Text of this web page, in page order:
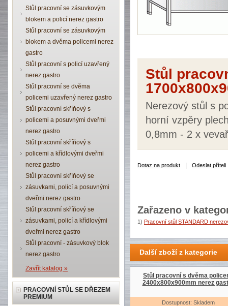
Stůl pracovní se zásuvkovým
blokem a policí nerez gastro
Stůl pracovní se zásuvkovým
blokem a dvěma policemi nerez
gastro
Stůl pracovní s policí uzavřený
nerez gastro
Stůl pracovní se dvěma
policemi uzavřený nerez gastro
Stůl pracovní skříňový s
policemi a posuvnými dveřmi
nerez gastro
Stůl pracovní skříňový s
policemi a křídlovými dveřmi
nerez gastro
Stůl pracovní skříňový se
zásuvkami, policí a posuvnými
dveřmi nerez gastro
Stůl pracovní skříňový se
zásuvkami, policí a křídlovými
dveřmi nerez gastro
Stůl pracovní - zásuvkový blok
nerez gastro
Zavřít katalog »
PRACOVNÍ STŮL SE DŘEZEM
PREMIUM
Stůl
Nerezový stůl s
horní vzpěry
0,8mm - 2 x
Dotaz na produkt Odeslat příteli
Zařazeno v
1) Pracovní stůl STANDARD
Další zboží z kategorie
Stůl pracovní s dvěma
2400x800x900mm nerez
Dostupnost: Skladem